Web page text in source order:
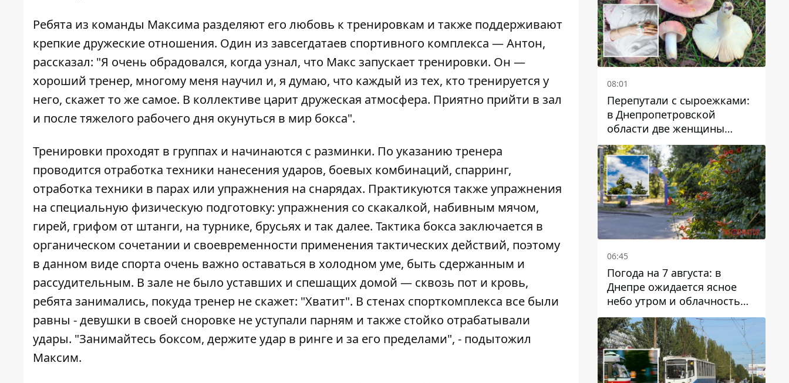
Ребята из команды Максима разделяют его любовь к тренировкам и также поддерживают
крепкие дружеские отношения. Один из завсегдатаев спортивного комплекса — Антон,
рассказал: "Я очень обрадовался, когда узнал, что Макс запускает тренировки. Он —
хороший тренер, многому меня научил и, я думаю, что каждый из тех, кто тренируется у
него, скажет то же самое. В коллективе царит дружеская атмосфера. Приятно прийти в зал
и после тяжелого рабочего дня окунуться в мир бокса".
Тренировки проходят в группах и начинаются с разминки. По указанию тренера
проводится отработка техники нанесения ударов, боевых комбинаций, спарринг,
отработка техники в парах или упражнения на снарядах. Практикуются также упражнения
на специальную физическую подготовку: упражнения со скакалкой, набивным мячом,
гирей, грифом от штанги, на турнике, брусьях и так далее. Тактика бокса заключается в
органическом сочетании и своевременности применения тактических действий, поэтому
в данном виде спорта очень важно оставаться в холодном уме, быть сдержанным и
рассудительным. В зале не было уставших и спешащих домой — сквозь пот и кровь,
ребята занимались, покуда тренер не скажет: "Хватит". В стенах спорткомплекса все были
равны - девушки в своей сноровке не уступали парням и также стойко отрабатывали
удары. "Занимайтесь боксом, держите удар в ринге и за его пределами", - подытожил
Максим.
08:01
Перепутали с сыроежками:
в Днепропетровской
области две женщины
отравились грибами
06:45
Погода на 7 августа: в
Днепре ожидается ясное
небо утром и облачность
после обеда